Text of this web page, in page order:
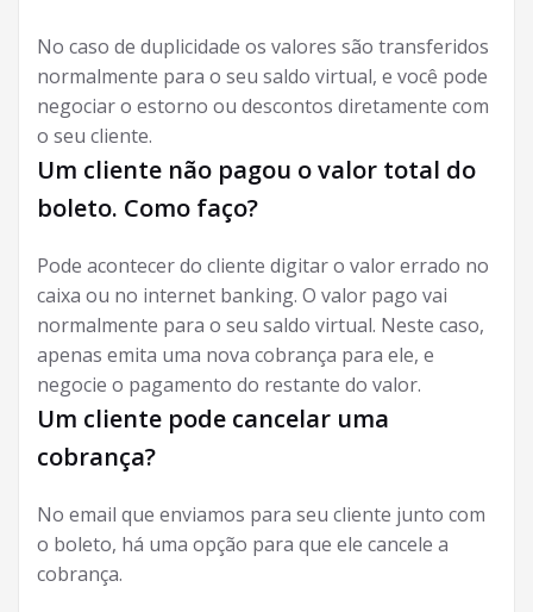
No caso de duplicidade os valores são transferidos
normalmente para o seu saldo virtual, e você pode
negociar o estorno ou descontos diretamente com
o seu cliente.
Um cliente não pagou o valor total do
boleto. Como faço?
Pode acontecer do cliente digitar o valor errado no
caixa ou no internet banking. O valor pago vai
normalmente para o seu saldo virtual. Neste caso,
apenas emita uma nova cobrança para ele, e
negocie o pagamento do restante do valor.
Um cliente pode cancelar uma
cobrança?
No email que enviamos para seu cliente junto com
o boleto, há uma opção para que ele cancele a
cobrança.